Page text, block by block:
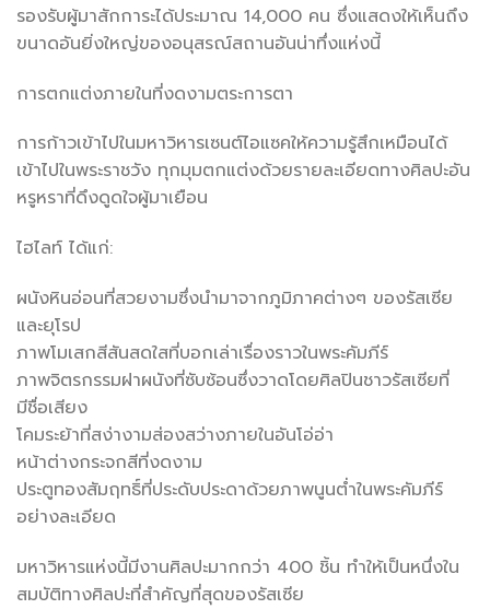
รองรับผู้มาสักการะได้ประมาณ 14,000 คน ซึ่งแสดงให้เห็นถึง
ขนาดอันยิ่งใหญ่ของอนุสรณ์สถานอันน่าทึ่งแห่งนี้
การตกแต่งภายในที่งดงามตระการตา
การก้าวเข้าไปในมหาวิหารเซนต์ไอแซคให้ความรู้สึกเหมือนได้
เข้าไปในพระราชวัง ทุกมุมตกแต่งด้วยรายละเอียดทางศิลปะอัน
หรูหราที่ดึงดูดใจผู้มาเยือน
ไฮไลท์ ได้แก่:
ผนังหินอ่อนที่สวยงามซึ่งนำมาจากภูมิภาคต่างๆ ของรัสเซีย
และยุโรป
ภาพโมเสกสีสันสดใสที่บอกเล่าเรื่องราวในพระคัมภีร์
ภาพจิตรกรรมฝาผนังที่ซับซ้อนซึ่งวาดโดยศิลปินชาวรัสเซียที่
มีชื่อเสียง
โคมระย้าที่สง่างามส่องสว่างภายในอันโอ่อ่า
หน้าต่างกระจกสีที่งดงาม
ประตูทองสัมฤทธิ์ที่ประดับประดาด้วยภาพนูนต่ำในพระคัมภีร์
อย่างละเอียด
มหาวิหารแห่งนี้มีงานศิลปะมากกว่า 400 ชิ้น ทำให้เป็นหนึ่งใน
สมบัติทางศิลปะที่สำคัญที่สุดของรัสเซีย